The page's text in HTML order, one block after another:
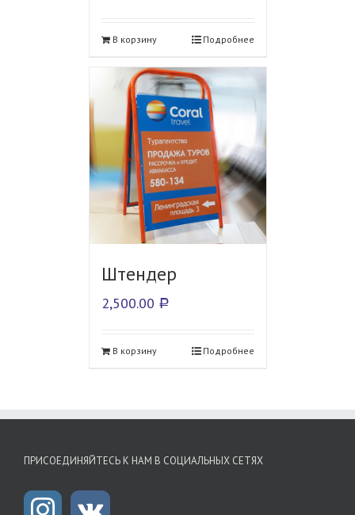
В корзину Подробнее
Штендер
2,500.00 Р
В корзину Подробнее
ПРИСОЕДИНЯЙТЕСЬ К НАМ В СОЦИАЛЬНЫХ СЕТЯХ